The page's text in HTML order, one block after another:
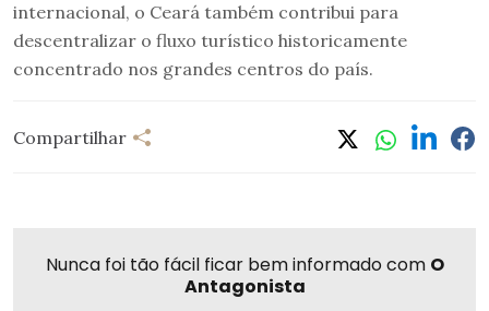
internacional, o Ceará também contribui para
descentralizar o fluxo turístico historicamente
concentrado nos grandes centros do país.
Compartilhar
Nunca foi tão fácil ficar bem informado com O
Antagonista